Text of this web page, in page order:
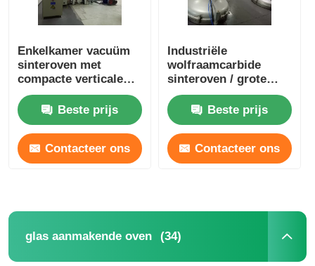
Enkelkamer vacuüm
sinteroven met
compacte verticale
structuur
Beste prijs
Contacteer ons
Industriële
wolfraamcarbide
sinteroven / grote
grafitisatieoven
Beste prijs
Contacteer ons
glas aanmakende oven (34)